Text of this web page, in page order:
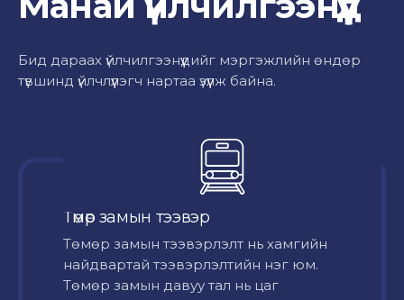
Бид дараах үйлчилгээнүүдийг мэргэжлийн өндөр
түвшинд үйлчлүүлэгч нартаа үзүүлж байна.
Төмөр замын тээвэр
Төмөр замын тээвэрлэлт нь хамгийн
найдвартай тээвэрлэлтийн нэг юм.
Төмөр замын давуу тал нь цаг